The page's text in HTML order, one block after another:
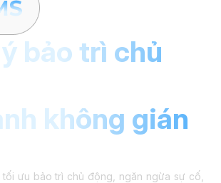
bảo trì chủ
không gián
ưu bảo trì chủ động, ngăn ngừa sự cố,